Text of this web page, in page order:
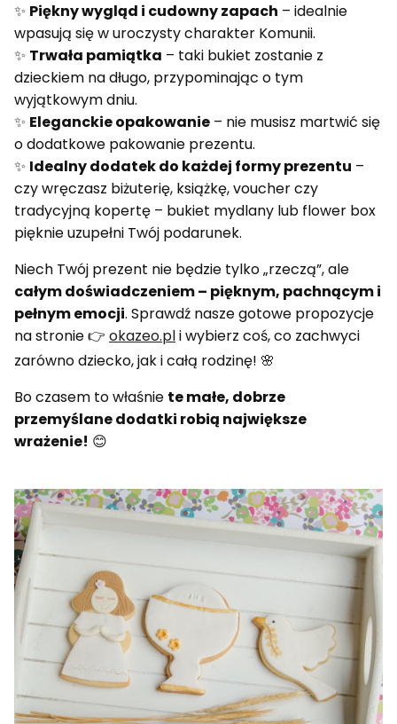
✨ Piękny wygląd i cudowny zapach – idealnie
wpasują się w uroczysty charakter Komunii.
✨ Trwała pamiątka – taki bukiet zostanie z
dzieckiem na długo, przypominając o tym
wyjątkowym dniu.
✨ Eleganckie opakowanie – nie musisz martwić się
o dodatkowe pakowanie prezentu.
✨ Idealny dodatek do każdej formy prezentu –
czy wręczasz biżuterię, książkę, voucher czy
tradycyjną kopertę – bukiet mydlany lub flower box
pięknie uzupełni Twój podarunek.
Niech Twój prezent nie będzie tylko „rzeczą”, ale
całym doświadczeniem – pięknym, pachnącym i
pełnym emocji. Sprawdź nasze gotowe propozycje
na stronie 👉 okazeo.pli wybierz coś, co zachwyci
zarówno dziecko, jak i całą rodzinę! 🌸
Bo czasem to właśnie te małe, dobrze
przemyślane dodatki robią największe
wrażenie! 😊